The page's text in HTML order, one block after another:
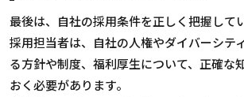
最後は、自社の採用条件を正しく把握して
採用担当者は、自社の人権やダイバーシテ
る方針や制度、福利厚生について、正確な
おく必要があります。